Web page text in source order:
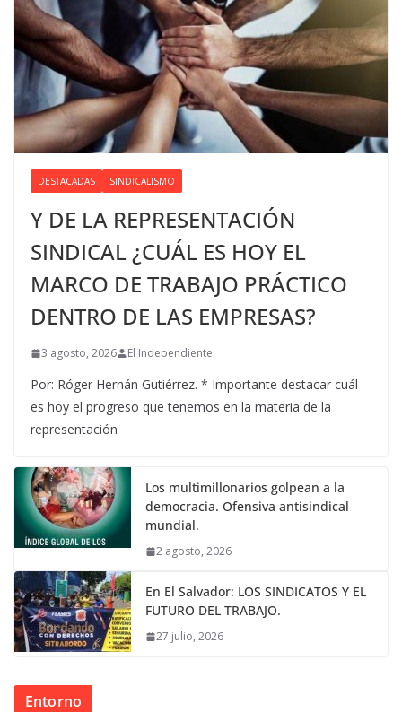
DESTACADAS SINDICALISMO
Y DE LA REPRESENTACIÓN
SINDICAL ¿CUÁL ES HOY EL
MARCO DE TRABAJO PRÁCTICO
DENTRO DE LAS EMPRESAS?
3 agosto, 2026 El Independiente
Por: Róger Hernán Gutiérrez. * Importante destacar cuál
es hoy el progreso que tenemos en la materia de la
representación
Los multimillonarios golpean a la
democracia. Ofensiva antisindical
mundial.
2 agosto, 2026
En El Salvador: LOS SINDICATOS Y EL
FUTURO DEL TRABAJO.
27 julio, 2026
Entorno